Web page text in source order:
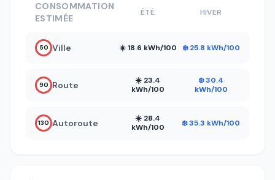
CONSOMMATION
ESTIMÉE
ÉTÉ HIVER
50 Ville ☀️ 18.6 kWh/100 ❄️ 25.8 kWh/100
90 Route
☀️ 23.4
kWh/100
❄️ 30.4
kWh/100
130 Autoroute
☀️ 28.4
kWh/100
❄️ 35.3 kWh/100